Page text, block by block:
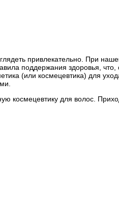
привлекательно. При
поддержания здоровья,
(или космецевтика) для
космецевтику для волос.